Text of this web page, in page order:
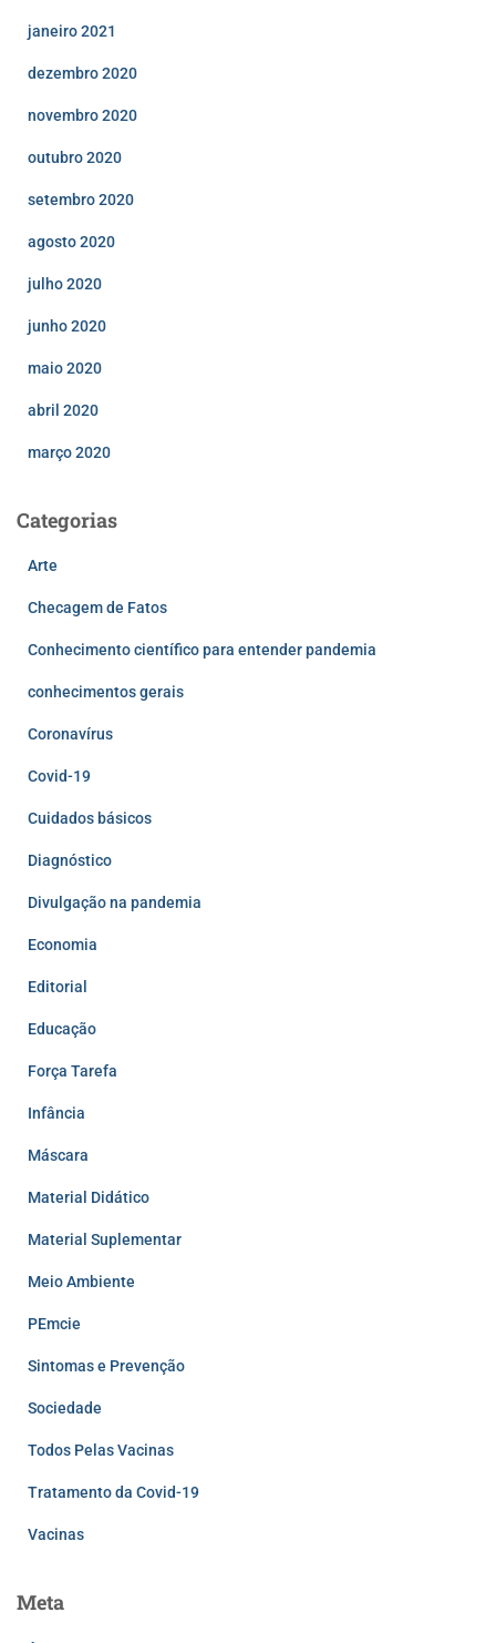
janeiro 2021
dezembro 2020
novembro 2020
outubro 2020
setembro 2020
agosto 2020
julho 2020
junho 2020
maio 2020
abril 2020
março 2020
Categorias
Arte
Checagem de Fatos
Conhecimento científico para entender pandemia
conhecimentos gerais
Coronavírus
Covid-19
Cuidados básicos
Diagnóstico
Divulgação na pandemia
Economia
Editorial
Educação
Força Tarefa
Infância
Máscara
Material Didático
Material Suplementar
Meio Ambiente
PEmcie
Sintomas e Prevenção
Sociedade
Todos Pelas Vacinas
Tratamento da Covid-19
Vacinas
Meta